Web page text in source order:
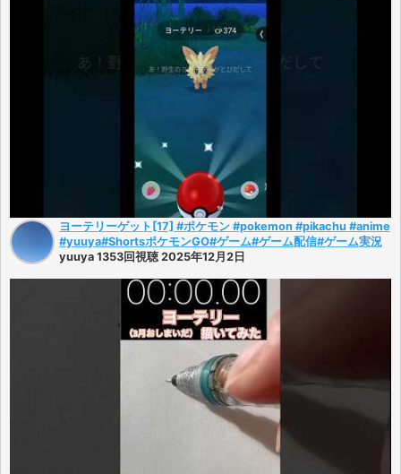
ヨーテリーゲット[17] #ポケモン #pokemon #pikachu #anime
#yuuya#ShortsポケモンGO#ゲーム#ゲーム配信#ゲーム実況
yuuya 1353回視聴 2025年12月2日